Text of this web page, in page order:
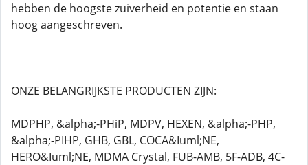
hebben de hoogste zuiverheid en potentie en staan
hoog aangeschreven.
ONZE BELANGRIJKSTE PRODUCTEN ZIJN:
MDPHP, &alpha;-PHiP, MDPV, HEXEN, &alpha;-PHP,
&alpha;-PIHP, GHB, GBL, COCA&Iuml;NE,
HERO&Iuml;NE, MDMA Crystal, FUB-AMB, 5F-ADB, 4C-